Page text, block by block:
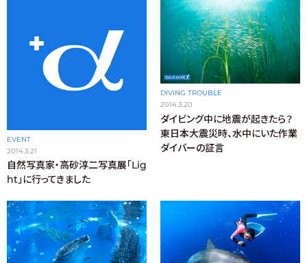
EVENT
2014.3.21
自然写真家・高砂淳二写真展「Lig
ht」に行ってきました
DIVING TROUBLE
2014.3.20
ダイビング中に地震が起きたら？
東日本大震災時、水中にいた作業
ダイバーの証言